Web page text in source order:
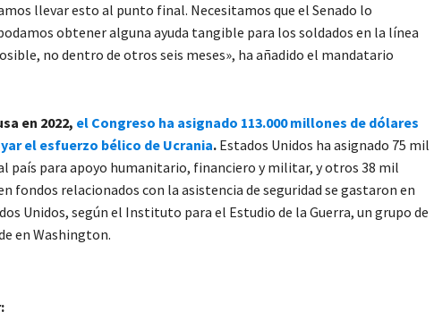
llevar esto al punto final. Necesitamos que el Senado lo
obtener alguna ayuda tangible para los soldados en la línea
no dentro de otros seis meses», ha añadido el mandatario
en 2022, el Congreso ha asignado 113.000 millones de dólares
el esfuerzo bélico de Ucrania. Estados Unidos ha asignado 75 mil
país para apoyo humanitario, financiero y militar, y otros 38 mil
fondos relacionados con la asistencia de seguridad se gastaron en
Unidos, según el Instituto para el Estudio de la Guerra, un grupo de
en Washington.